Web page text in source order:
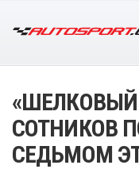
«ШЕЛКОВЫЙ
СОТНИКОВ
СЕДЬМОМ